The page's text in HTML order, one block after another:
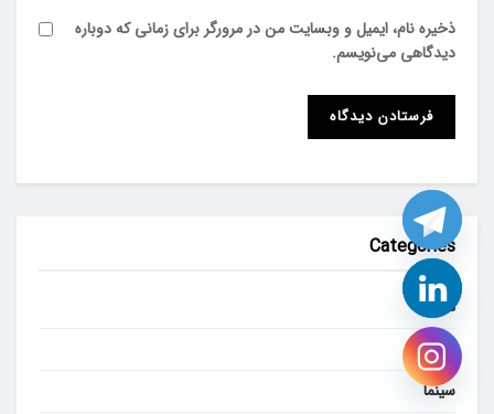
ذخیره نام، ایمیل و وبسایت من در مرورگر برای زمانی که دوباره
دیدگاهی می‌نویسم.
Categories
تئاتر
تبلیغات
سینما